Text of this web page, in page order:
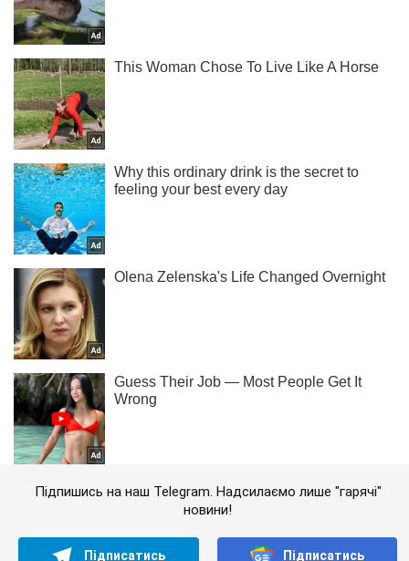
Підпишись на наш Telegram. Надсилаємо лише "гарячі"
новини!
Підписатись Підписатись